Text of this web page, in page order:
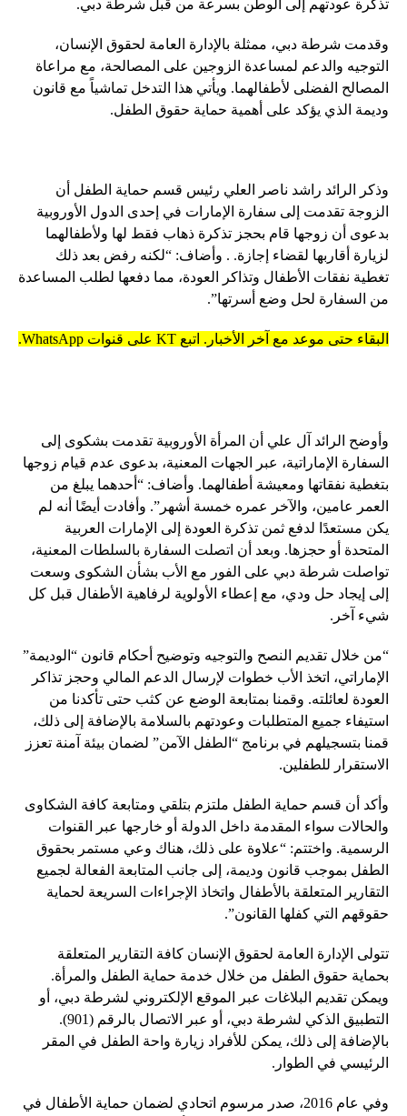
تذكرة عودتهم إلى الوطن بسرعة من قبل شرطة دبي.
وقدمت شرطة دبي، ممثلة بالإدارة العامة لحقوق الإنسان،
التوجيه والدعم لمساعدة الزوجين على المصالحة، مع مراعاة
المصالح الفضلى لأطفالهما. ويأتي هذا التدخل تماشياً مع قانون
وديمة الذي يؤكد على أهمية حماية حقوق الطفل.
وذكر الرائد راشد ناصر العلي رئيس قسم حماية الطفل أن
الزوجة تقدمت إلى سفارة الإمارات في إحدى الدول الأوروبية
بدعوى أن زوجها قام بحجز تذكرة ذهاب فقط لها ولأطفالهما
لزيارة أقاربها لقضاء إجازة. . وأضاف: “لكنه رفض بعد ذلك
تغطية نفقات الأطفال وتذاكر العودة، مما دفعها لطلب المساعدة
من السفارة لحل وضع أسرتها”.
البقاء حتى موعد مع آخر الأخبار. اتبع KT على قنوات WhatsApp.
وأوضح الرائد آل علي أن المرأة الأوروبية تقدمت بشكوى إلى
السفارة الإماراتية، عبر الجهات المعنية، بدعوى عدم قيام زوجها
بتغطية نفقاتها ومعيشة أطفالهما. وأضاف: “أحدهما يبلغ من
العمر عامين، والآخر عمره خمسة أشهر”. وأفادت أيضًا أنه لم
يكن مستعدًا لدفع ثمن تذكرة العودة إلى الإمارات العربية
المتحدة أو حجزها. وبعد أن اتصلت السفارة بالسلطات المعنية،
تواصلت شرطة دبي على الفور مع الأب بشأن الشكوى وسعت
إلى إيجاد حل ودي، مع إعطاء الأولوية لرفاهية الأطفال قبل كل
شيء آخر.
“من خلال تقديم النصح والتوجيه وتوضيح أحكام قانون “الوديمة”
الإماراتي، اتخذ الأب خطوات لإرسال الدعم المالي وحجز تذاكر
العودة لعائلته. وقمنا بمتابعة الوضع عن كثب حتى تأكدنا من
استيفاء جميع المتطلبات وعودتهم بالسلامة بالإضافة إلى ذلك،
قمنا بتسجيلهم في برنامج “الطفل الآمن” لضمان بيئة آمنة تعزز
الاستقرار للطفلين.
وأكد أن قسم حماية الطفل ملتزم بتلقي ومتابعة كافة الشكاوى
والحالات سواء المقدمة داخل الدولة أو خارجها عبر القنوات
الرسمية. واختتم: “علاوة على ذلك، هناك وعي مستمر بحقوق
الطفل بموجب قانون وديمة، إلى جانب المتابعة الفعالة لجميع
التقارير المتعلقة بالأطفال واتخاذ الإجراءات السريعة لحماية
حقوقهم التي كفلها القانون”.
تتولى الإدارة العامة لحقوق الإنسان كافة التقارير المتعلقة
بحماية حقوق الطفل من خلال خدمة حماية الطفل والمرأة.
ويمكن تقديم البلاغات عبر الموقع الإلكتروني لشرطة دبي، أو
التطبيق الذكي لشرطة دبي، أو عبر الاتصال بالرقم (901).
بالإضافة إلى ذلك، يمكن للأفراد زيارة واحة الطفل في المقر
الرئيسي في الطوار.
وفي عام 2016، صدر مرسوم اتحادي لضمان حماية الأطفال في